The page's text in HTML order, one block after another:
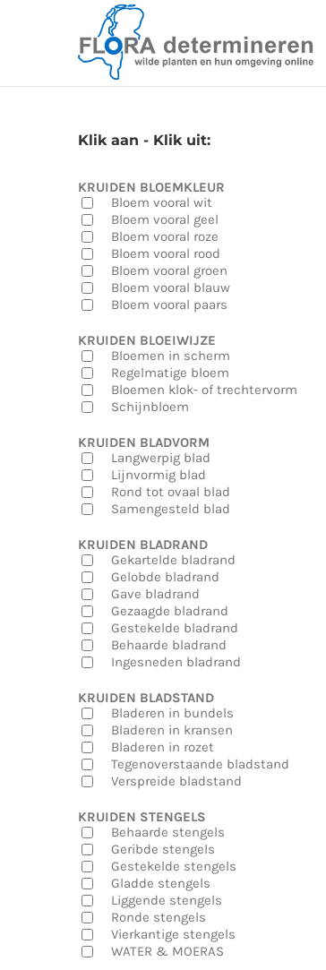
Klik aan - Klik uit:
KRUIDEN BLOEMKLEUR
Bloem vooral wit
Bloem vooral geel
Bloem vooral roze
Bloem vooral rood
Bloem vooral groen
Bloem vooral blauw
Bloem vooral paars
KRUIDEN BLOEIWIJZE
Bloemen in scherm
Regelmatige bloem
Bloemen klok- of trechtervorm
Schijnbloem
KRUIDEN BLADVORM
Langwerpig blad
Lijnvormig blad
Rond tot ovaal blad
Samengesteld blad
KRUIDEN BLADRAND
Gekartelde bladrand
Gelobde bladrand
Gave bladrand
Gezaagde bladrand
Gestekelde bladrand
Behaarde bladrand
Ingesneden bladrand
KRUIDEN BLADSTAND
Bladeren in bundels
Bladeren in kransen
Bladeren in rozet
Tegenoverstaande bladstand
Verspreide bladstand
KRUIDEN STENGELS
Behaarde stengels
Geribde stengels
Gestekelde stengels
Gladde stengels
Liggende stengels
Ronde stengels
Vierkantige stengels
WATER & MOERAS